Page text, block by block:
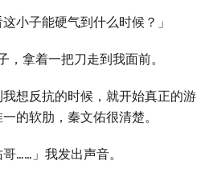
小子能硬气到什么时候？」
，拿着一把刀走到我面前。
想反抗的时候，就开始真正的游
的软肋，秦文佑很清楚。
哥……」我发出声音。